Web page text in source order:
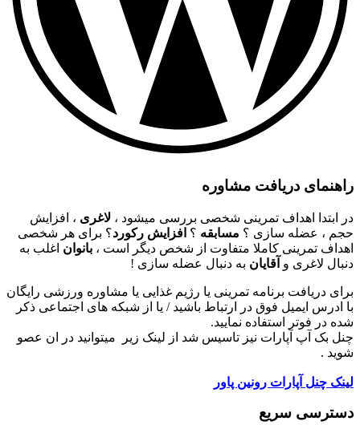
راهنمای دریافت مشاوره
در ابتدا اهداف تمرینی شخصی بررسی میشود ، لاغری ، افزایش
حجم ، عضله سازی ؟ مسابقه ؟ افزایش رکورد؟ برای هر شخصی
اهداف تمرینی کاملا متفاوت از شخص دیگر است ، بانوان اغلب به
دنبال لاغری و آقایان به دنبال عضله سازی !
برای دریافت برنامه تمرینی یا رژیم غذایی یا مشاوره ورزشی رایگان
با ادرس ایمیل فوق در ارتباط باشید / یا از شبکه های اجتماعی ذکر
شده در فوتر استفاده نمایید.
چنل بک آپ آپارات نیز تاسیس شد از لینک زیر میتوانید در ان عصو
شوید .
لینک چنل آپارات رونین پاور
دسترسی سریع